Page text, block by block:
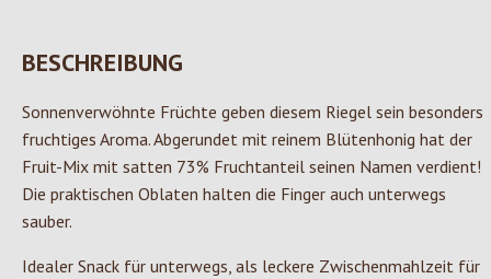
BESCHREIBUNG
Sonnenverwöhnte Früchte geben diesem Riegel sein besonders
fruchtiges Aroma. Abgerundet mit reinem Blütenhonig hat der
Fruit-Mix mit satten 73% Fruchtanteil seinen Namen verdient!
Die praktischen Oblaten halten die Finger auch unterwegs
sauber.
Idealer Snack für unterwegs, als leckere Zwischenmahlzeit für